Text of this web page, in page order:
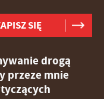
drogą
przeze mnie